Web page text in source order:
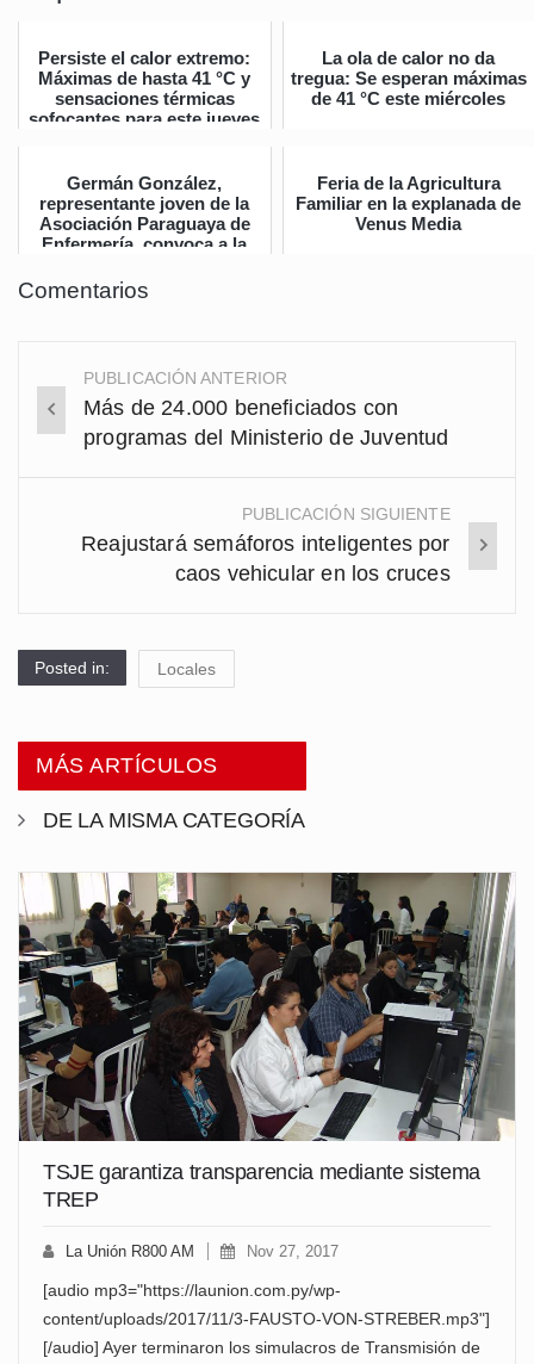
Persiste el calor extremo:
Máximas de hasta 41 °C y
sensaciones térmicas
sofocantes para este jueves
La ola de calor no da
tregua: Se esperan máximas
de 41 °C este miércoles
Germán González,
representante joven de la
Asociación Paraguaya de
Enfermería, convoca a la
Feria de la Agricultura
Familiar en la explanada de
Venus Media
Comentarios
Post
navigation
PUBLICACIÓN ANTERIOR
Más de 24.000 beneficiados con
programas del Ministerio de Juventud
PUBLICACIÓN SIGUIENTE
Reajustará semáforos inteligentes por
caos vehicular en los cruces
Posted in: Locales
MÁS ARTÍCULOS
DE LA MISMA CATEGORÍA
TSJE garantiza transparencia mediante sistema
TREP
La Unión R800 AM Nov 27, 2017
[audio mp3="https://launion.com.py/wp-
content/uploads/2017/11/3-FAUSTO-VON-STREBER.mp3"]
[/audio] Ayer terminaron los simulacros de Transmisión de